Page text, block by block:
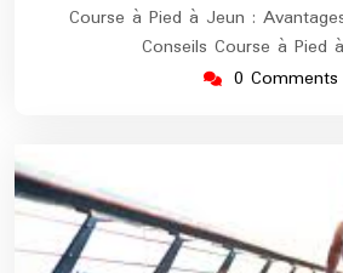
Course à Pied à Jeun :
Conseils Course à Pied
0 Comments